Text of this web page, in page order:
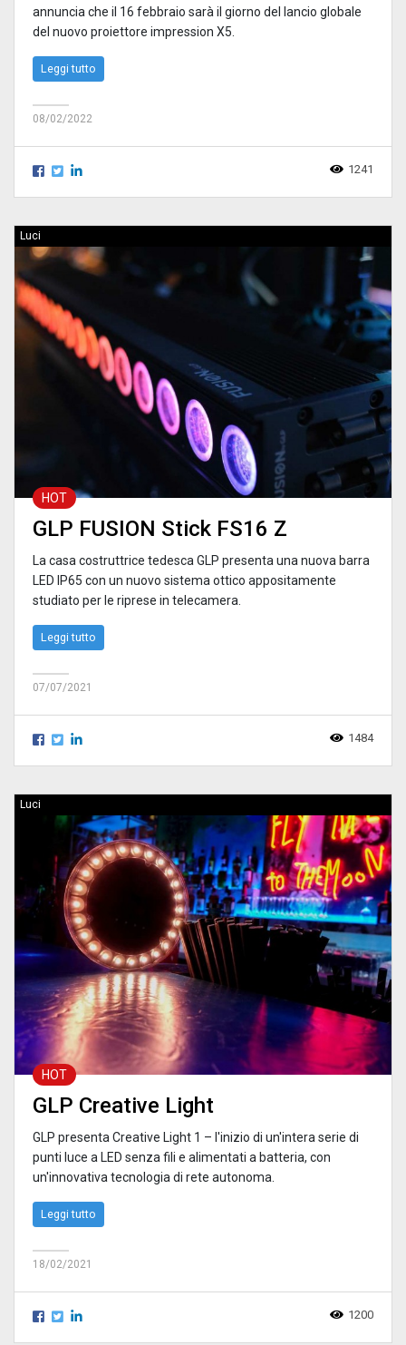
annuncia che il 16 febbraio sarà il giorno del lancio globale
del nuovo proiettore impression X5.
Leggi tutto
08/02/2022
1241
Luci
HOT
GLP FUSION Stick FS16 Z
La casa costruttrice tedesca GLP presenta una nuova barra
LED IP65 con un nuovo sistema ottico appositamente
studiato per le riprese in telecamera.
Leggi tutto
07/07/2021
1484
Luci
HOT
GLP Creative Light
GLP presenta Creative Light 1 – l'inizio di un'intera serie di
punti luce a LED senza fili e alimentati a batteria, con
un'innovativa tecnologia di rete autonoma.
Leggi tutto
18/02/2021
1200